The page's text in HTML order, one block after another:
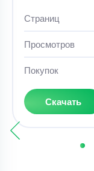
Страниц
Просмотров
Покупок
Скачать